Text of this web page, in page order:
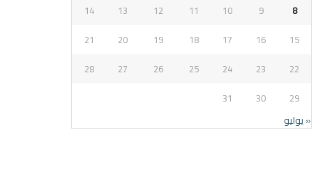
8
9
10
11
12
13
14
15
16
17
18
19
20
21
22
23
24
25
26
27
28
29
30
31
« يوليو